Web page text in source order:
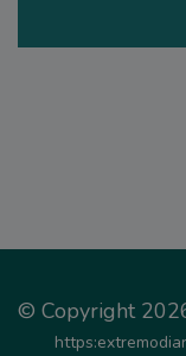
© Copyright